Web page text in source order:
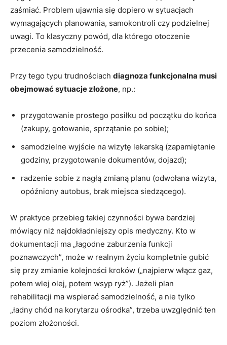
zaśmiać. Problem ujawnia się dopiero w sytuacjach
wymagających planowania, samokontroli czy podzielnej
uwagi. To klasyczny powód, dla którego otoczenie
przecenia samodzielność.
Przy tego typu trudnościach diagnoza funkcjonalna musi
obejmować sytuacje złożone, np.:
przygotowanie prostego posiłku od początku do końca
(zakupy, gotowanie, sprzątanie po sobie);
samodzielne wyjście na wizytę lekarską (zapamiętanie
godziny, przygotowanie dokumentów, dojazd);
radzenie sobie z nagłą zmianą planu (odwołana wizyta,
opóźniony autobus, brak miejsca siedzącego).
W praktyce przebieg takiej czynności bywa bardziej
mówiący niż najdokładniejszy opis medyczny. Kto w
dokumentacji ma „łagodne zaburzenia funkcji
poznawczych”, może w realnym życiu kompletnie gubić
się przy zmianie kolejności kroków („najpierw włącz gaz,
potem wlej olej, potem wsyp ryż”). Jeżeli plan
rehabilitacji ma wspierać samodzielność, a nie tylko
„ładny chód na korytarzu ośrodka”, trzeba uwzględnić ten
poziom złożoności.